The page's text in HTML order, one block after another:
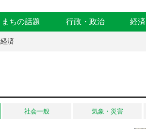
まちの話題 行政・政治 経
経済
社会一般 気象・災害